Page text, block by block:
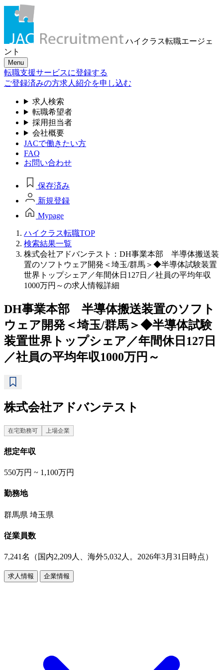
ハイクラス転職エージェ
ント
Menu
転職支援サービスに登録する
ご登録済みの方求人紹介を申し込む
求人検索
転職希望者
採用担当者
会社概要
JACで働きたい方
FAQ
お問い合わせ
保存済み
新規登録
Mypage
ハイクラス転職TOP
検索結果一覧
株式会社アドバンテスト：DH事業本部 半導体搬送装
置のソフトウェア開発＜埼玉/群馬＞◆半導体試験装置
世界トップシェア／年間休日127日／社員の平均年収
1000万円～の求人情報詳細
DH事業本部 半導体搬送装置のソフト
ウェア開発＜埼玉/群馬＞◆半導体試験
装置世界トップシェア／年間休日127日
／社員の平均年収1000万円～
株式会社アドバンテスト
在宅勤務可 上場企業
想定年収
550万円 ~ 1,100万円
勤務地
群馬県 埼玉県
従業員数
7,241名（国内2,209人、海外5,032人。2026年3月31日時点）
求人情報 企業情報